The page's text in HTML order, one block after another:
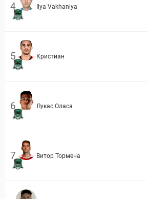
4 Ilya Vakhaniya
5 Кристиан
6 Лукас Оласа
7 Витор Тормена